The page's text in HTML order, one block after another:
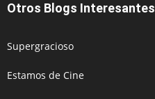
Otros Blogs Interesantes
Supergracioso
Estamos de Cine